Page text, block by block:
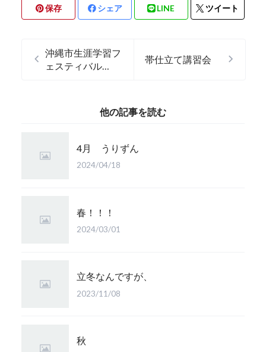
保存 シェア LINE ツイート
沖縄市生涯学習フ
ェスティバル
帯仕立て講習会
他の記事を読む
4月 うりずん
2024/04/18
春！！！
2024/03/01
立冬なんですが、
2023/11/08
秋